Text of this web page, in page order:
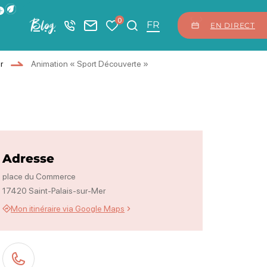
la barre de navigation du mode éco
Blog +33 5 46 08 21 00
Nous contacter
Mes favoris
0 Je recherche
FR EN DIRECT
Animation « Sport Découverte »
Adresse
place du Commerce
17420 Saint-Palais-sur-Mer
Mon itinéraire via Google Maps